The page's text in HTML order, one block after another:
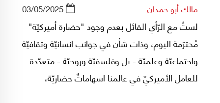
مالك أبو حمدان 03/05/2025
لستُ مع الرّأي القائل بعدم وجود "حضارة أميركيّة"
مُحترَمة اليوم، وذات شأن في جوانب انسانيّة وثقافيّة
واجتماعيّة وعلميّة - بل وفلسفيّة وروحيّة - متعدّدة.
للعامل الأميركيّ في عالمنا اسهاماتٌ حضاريّة،